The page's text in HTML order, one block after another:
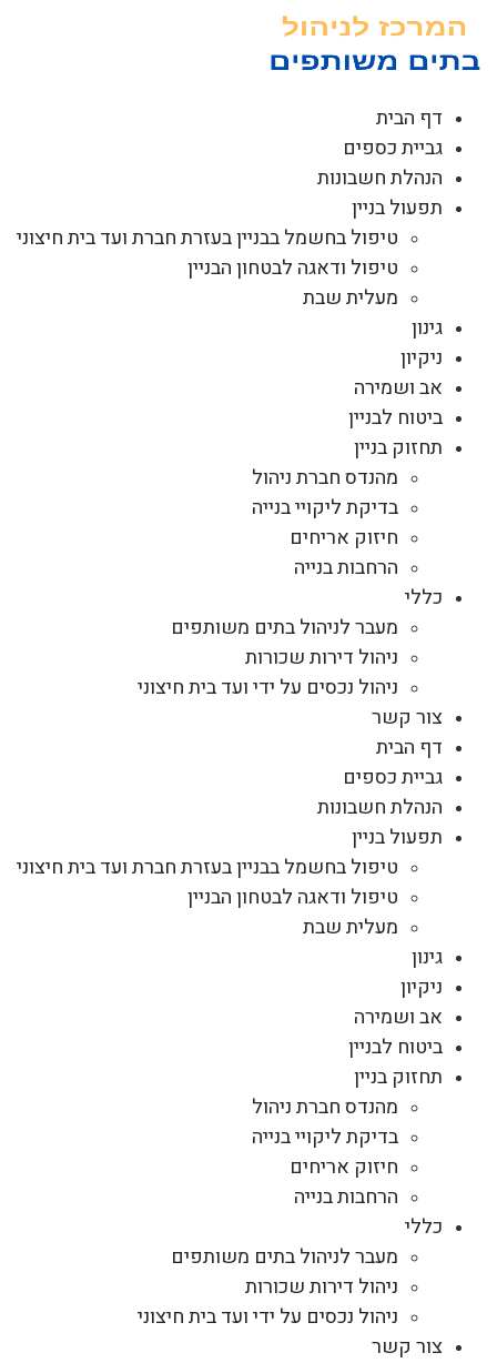
דף הבית
גביית כספים
הנהלת חשבונות
תפעול בניין
טיפול בחשמל בבניין בעזרת חברת ועד בית חיצוני
טיפול ודאגה לבטחון הבניין
מעלית שבת
גינון
ניקיון
אב ושמירה
ביטוח לבניין
תחזוק בניין
מהנדס חברת ניהול
בדיקת ליקויי בנייה
חיזוק אריחים
הרחבות בנייה
כללי
מעבר לניהול בתים משותפים
ניהול דירות שכורות
ניהול נכסים על ידי ועד בית חיצוני
צור קשר
דף הבית
גביית כספים
הנהלת חשבונות
תפעול בניין
טיפול בחשמל בבניין בעזרת חברת ועד בית חיצוני
טיפול ודאגה לבטחון הבניין
מעלית שבת
גינון
ניקיון
אב ושמירה
ביטוח לבניין
תחזוק בניין
מהנדס חברת ניהול
בדיקת ליקויי בנייה
חיזוק אריחים
הרחבות בנייה
כללי
מעבר לניהול בתים משותפים
ניהול דירות שכורות
ניהול נכסים על ידי ועד בית חיצוני
צור קשר